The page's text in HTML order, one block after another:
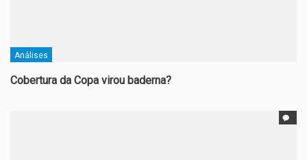
Análises
Cobertura da Copa virou baderna?